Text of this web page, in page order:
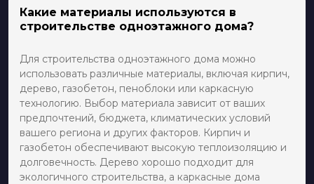
Какие материалы используются в
строительстве одноэтажного дома?
Для строительства одноэтажного дома можно
использовать различные материалы, включая кирпич,
дерево, газобетон, пеноблоки или каркасную
технологию. Выбор материала зависит от ваших
предпочтений, бюджета, климатических условий
вашего региона и других факторов. Кирпич и
газобетон обеспечивают высокую теплоизоляцию и
долговечность. Дерево хорошо подходит для
экологичного строительства, а каркасные дома